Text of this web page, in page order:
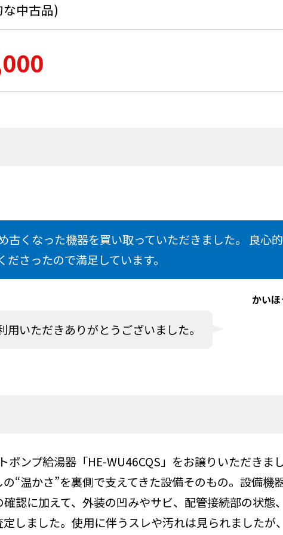
中古品)
古くなった機器を買い取っていただきました。 良心
ださったので満足しています。
かい
用いただきありがとうございました。
ポンプ給湯器「HE-WU46CQS」をお譲りいただきま
“温かさ”を裏側で支えてきた設備そのもの。設備機
認に加えて、外装の凹みやサビ、配管接続部の状態
しました。使用に伴うスレや汚れは見られましたが